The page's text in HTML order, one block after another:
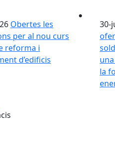
Obertes les
per al nou curs
reforma i
d’edificis
30-
la